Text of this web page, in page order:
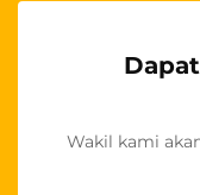
Wakil kami